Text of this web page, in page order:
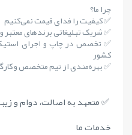
چرا ما؟
✅ کیفیت را فدای قیمت نمی‌کنیم
✅ شریک تبلیغاتی برندهای
✅ تخصص در چاپ و اجرای
کشور
✅ بهره‌مندی از تیم متخصص و
✅ متعهد به اصالت، دوام و
خدمات ما